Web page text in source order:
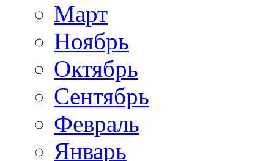
Март
Ноябрь
Октябрь
Сентябрь
Февраль
Январь